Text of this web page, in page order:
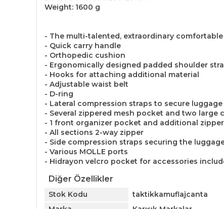
Weight: 1600 g
- The multi-talented, extraordinary
- Quick carry handle
- Orthopedic cushion
- Ergonomically designed padded shoulder
- Hooks for attaching additional material
- Adjustable waist belt
- D-ring
- Lateral compression straps to secure luggage
- Several zippered mesh pocket and two large
- 1 front organizer pocket and additional
- All sections 2-way zipper
- Side compression straps securing the
- Various MOLLE ports
- Hidrayon velcro pocket for accessories
Diğer Özellikler
Stok Kodu
taktikkamuflajcanta